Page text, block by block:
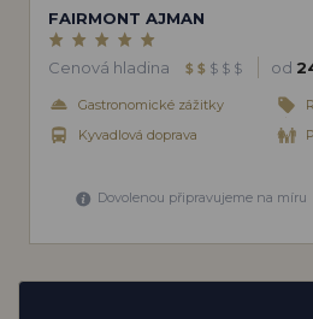
FAIRMONT AJMAN
Cenová hladina $ $ $ $ $ od
Gastronomické zážitky
Kyvadlová doprava
Dovolenou připravujeme na míru